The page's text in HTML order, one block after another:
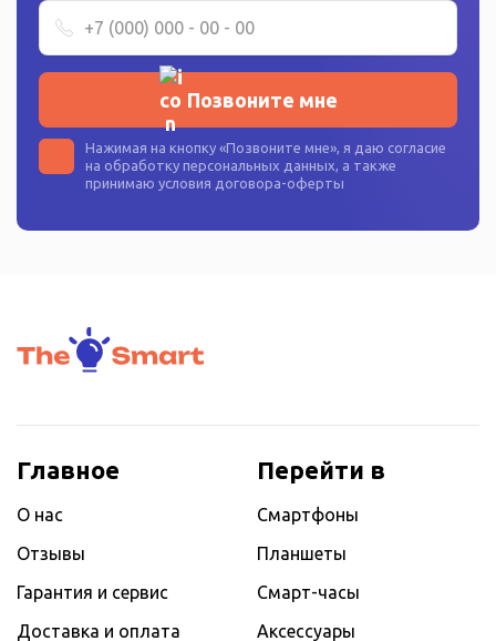
Позвоните мне
Нажимая на кнопку «Позвоните мне», я даю согласие
на обработку персональных данных, а также
принимаю условия договора-оферты
Главное
О нас
Отзывы
Гарантия и сервис
Доставка и оплата
Перейти в
Смартфоны
Планшеты
Смарт-часы
Аксессуары